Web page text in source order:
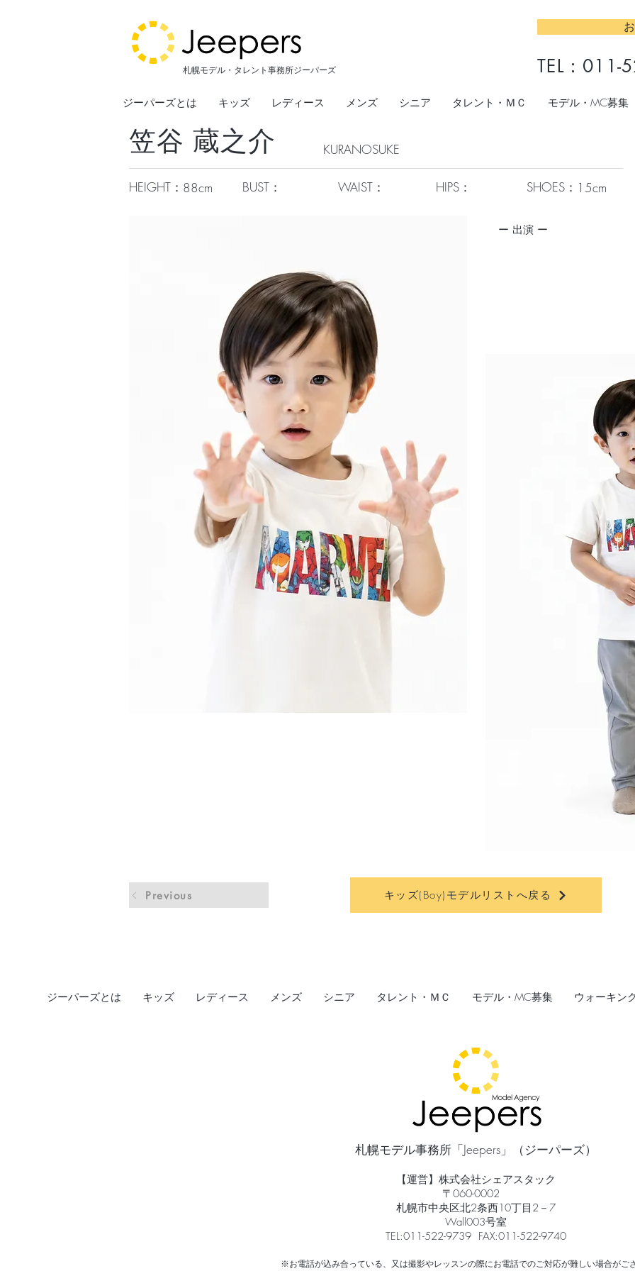
札幌モデル・タレント事務所ジーパーズ TEL： 011-
ジーパーズとは キッズ レディース メンズ シニア タレント・ＭＣ モデル・MC募集
笠谷 蔵之介 KURANOSUKE
HEIGHT： 88cm BUST： WAIST： HIPS： SHOES： 15cm
​ー 出演 ー
Previous キッズ(Boy)モデルリストへ戻る
ジーパーズとは キッズ レディース メンズ シニア タレント・ＭＣ モデル・MC募集 ウォーキン
札幌モデル事務所「Jeepers」（ジーパーズ）
【運営】株式会社シェアスタック
〒060-0002
札幌市中央区北2条西10丁目2－7
Wall003号室
TEL:011-522-9739 FAX:011-522-9740
※お電話が込み合っている、又は撮影やレッスンの際にお電話でのご対応が難しい場合がご